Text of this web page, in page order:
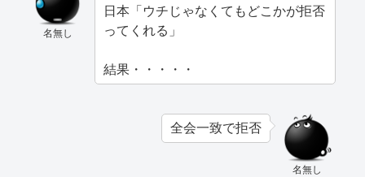
名無し
日本「ウチじゃなくてもどこかが拒否
ってくれる」
結果・・・・・
名無し
全会一致で拒否